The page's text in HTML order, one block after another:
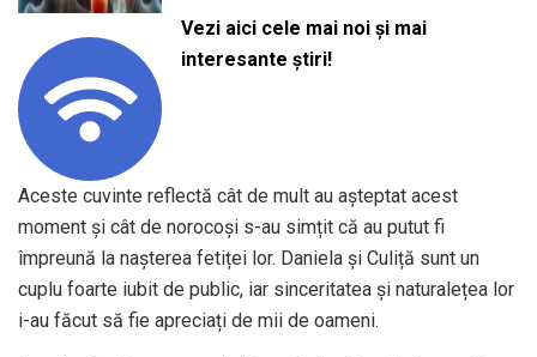
Vezi aici cele mai noi și mai
interesante știri!
Aceste cuvinte reflectă cât de mult au așteptat acest
moment și cât de norocoși s-au simțit că au putut fi
împreună la nașterea fetiței lor. Daniela și Culiță sunt un
cuplu foarte iubit de public, iar sinceritatea și naturalețea lor
i-au făcut să fie apreciați de mii de oameni.